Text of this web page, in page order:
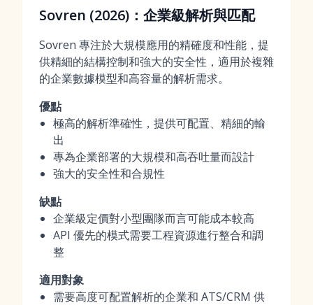
Sovren (2026)：企業級解析與匹配
Sovren 專注於大規模應用的精確度和性能，提
供精細的結構控制和強大的安全性，適用於複雜
的企業數據模型和高容量的解析需求。
優點
極高的解析準確性，提供可配置、精細的輸
出
專為企業部署的大規模和高吞吐量而設計
強大的安全性和合規性
缺點
企業級定價對小型團隊而言可能成本較高
API 優先的模式需要工程資源進行整合和調
整
適用對象
需要高度可配置解析的企業和 ATS/CRM 供